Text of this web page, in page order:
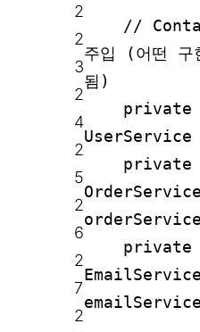
2
2
3
2
4
2
5
2
6
2
7
2
//
주입 (어떤 구
됨)
OrderService
EmailService